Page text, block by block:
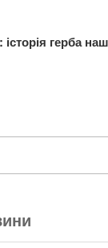
герба